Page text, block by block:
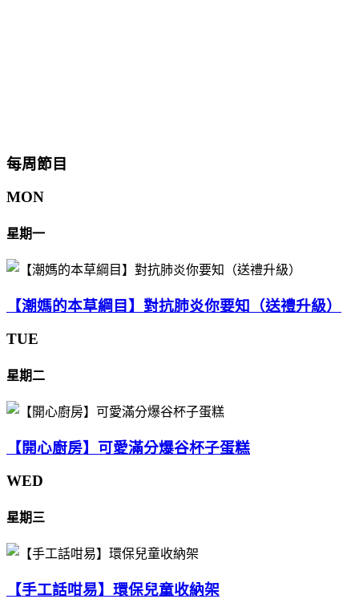
每周節目
MON
星期一
【潮媽的本草綱目】對抗肺炎你要知（送禮升級）
TUE
星期二
【開心廚房】可愛滿分爆谷杯子蛋糕
WED
星期三
【手工話咁易】環保兒童收納架